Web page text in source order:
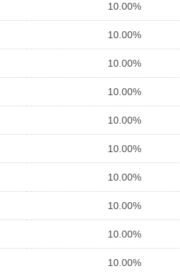
10.00%
10.00%
10.00%
10.00%
10.00%
10.00%
10.00%
10.00%
10.00%
10.00%